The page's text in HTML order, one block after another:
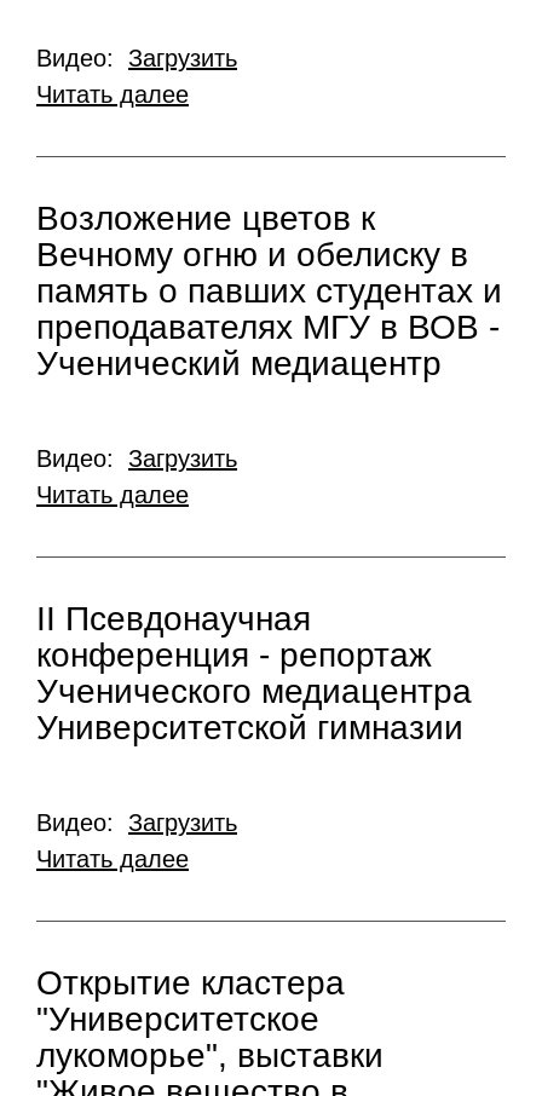
Видео: Загрузить
Читать далее
Возложение цветов к
Вечному огню и обелиску в
память о павших студентах и
преподавателях МГУ в ВОВ -
Ученический медиацентр
Видео: Загрузить
Читать далее
II Псевдонаучная
конференция - репортаж
Ученического медиацентра
Университетской гимназии
Видео: Загрузить
Читать далее
Открытие кластера
"Университетское
лукоморье", выставки